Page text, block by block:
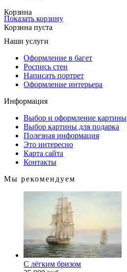
Корзина
Показать корзину
Корзина пуста
Наши услуги
Оформление в багет
Роспись стен
Написать портрет
Оформление интерьера
Информация
Выбор и оформление картины
Выбор картины для подарка
Полезная информация
Это интересно
Карта сайта
Контакты
Мы рекомендуем
С лёгким бризом